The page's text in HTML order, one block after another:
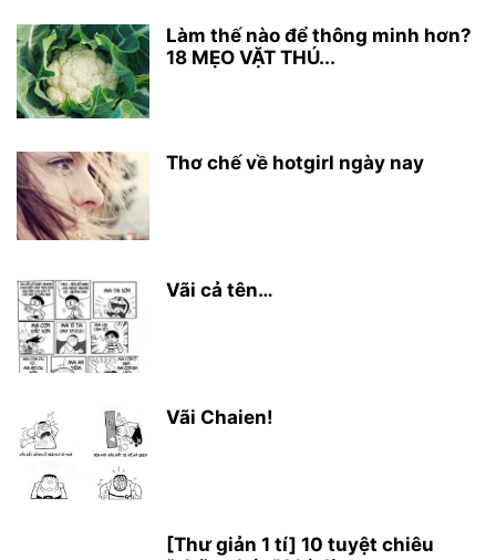
Làm thế nào để thông minh hơn?
18 MẸO VẶT THÚ...
Thơ chế về hotgirl ngày nay
Vãi cả tên…
Vãi Chaien!
[Thư giản 1 tí] 10 tuyệt chiêu